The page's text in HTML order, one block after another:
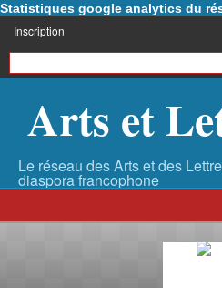
Statistiques google analytics du
Inscription
Arts et